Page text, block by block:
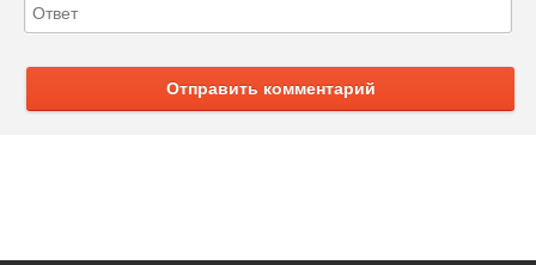
Отправить комментарий